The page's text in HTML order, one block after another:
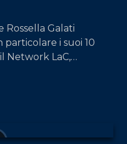
Rossella Galati
particolare i suoi 10
Network LaC,
Domenico